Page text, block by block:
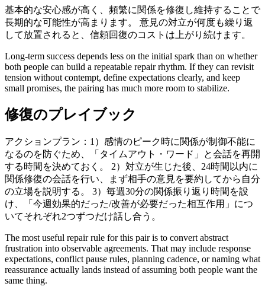
基本的な安心感が高く、頻繁に関係を修復し維持することで
長期的な可能性が高まります。 意見の対立が何度も繰り返
して放置されると、信頼回復のコストは上がり続けます。
Long-term success depends less on the initial spark than on whether
both people can build a repeatable repair rhythm. If they can revisit
tension without contempt, define expectations clearly, and keep
small promises, the pairing has much more room to stabilize.
修復のプレイブック
アクションプラン：1）感情のピーク時に関係が制御不能に
なるのを防ぐため、「タイムアウト・ワード」と会話を再開
する時間を決めておく。 2）対立が生じた後、24時間以内に
関係修復の会話を行い、まず相手の意見を要約してから自分
の立場を説明する。 3）毎週30分の関係振り返り時間を設
け、「今週効果的だった/改善が必要だった相互作用」につ
いてそれぞれ2つずつだけ話し合う。
The most useful repair rule for this pair is to convert abstract
frustration into observable agreements. That may include response
expectations, conflict pause rules, planning cadence, or naming what
reassurance actually lands instead of assuming both people want the
same thing.